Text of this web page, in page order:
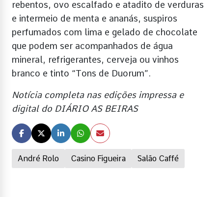
André Rolo Casino Figueira Salão Caffé
rebentos, ovo escalfado e atadito de verduras
e intermeio de menta e ananás, suspiros
perfumados com lima e gelado de chocolate
que podem ser acompanhados de água
mineral, refrigerantes, cerveja ou vinhos
branco e tinto “Tons de Duorum”.
Notícia completa nas edições impressa e
digital do DIÁRIO AS BEIRAS